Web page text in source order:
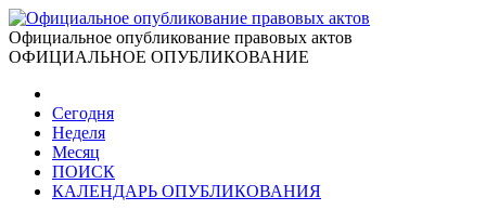
Официальное опубликование правовых актов
ОФИЦИАЛЬНОЕ ОПУБЛИКОВАНИЕ
Сегодня
Неделя
Месяц
ПОИСК
КАЛЕНДАРЬ ОПУБЛИКОВАНИЯ